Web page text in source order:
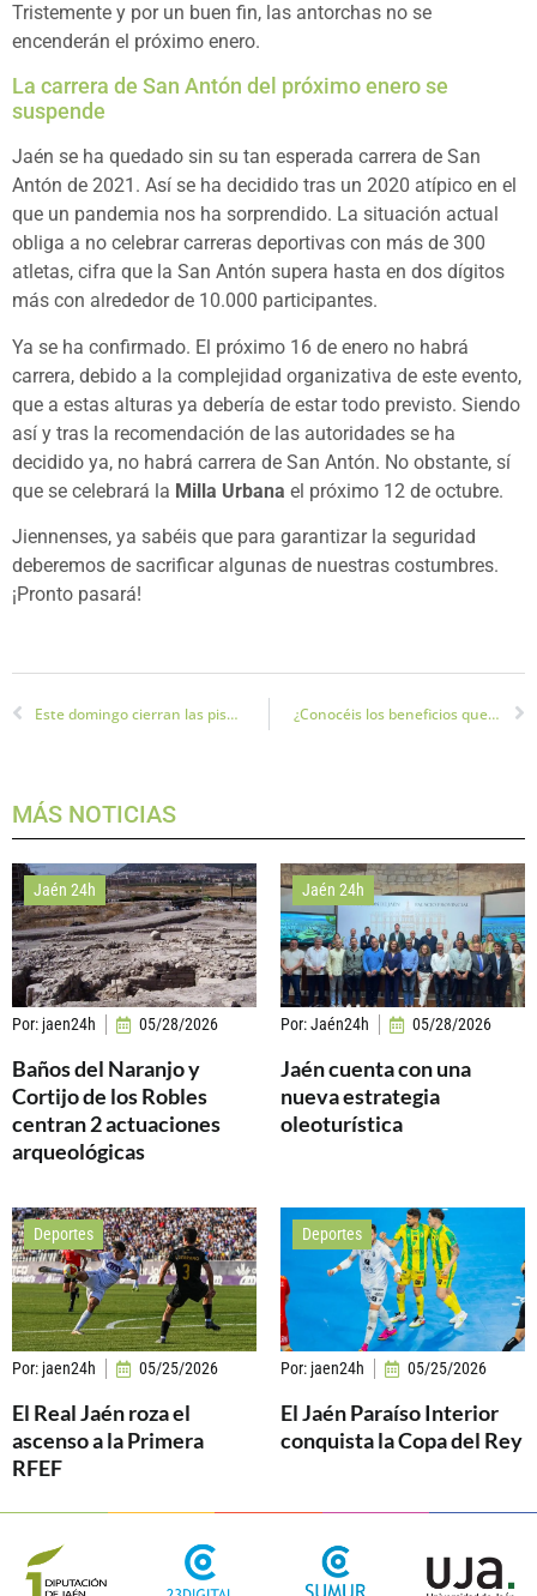
Tristemente y por un buen fin, las antorchas no se
encenderán el próximo enero.
La carrera de San Antón del próximo enero se
suspende
Jaén se ha quedado sin su tan esperada carrera de San
Antón de 2021. Así se ha decidido tras un 2020 atípico en el
que un pandemia nos ha sorprendido. La situación actual
obliga a no celebrar carreras deportivas con más de 300
atletas, cifra que la San Antón supera hasta en dos dígitos
más con alrededor de 10.000 participantes.
Ya se ha confirmado. El próximo 16 de enero no habrá
carrera, debido a la complejidad organizativa de este evento,
que a estas alturas ya debería de estar todo previsto. Siendo
así y tras la recomendación de las autoridades se ha
decidido ya, no habrá carrera de San Antón. No obstante, sí
que se celebrará la Milla Urbana el próximo 12 de octubre.
Jiennenses, ya sabéis que para garantizar la seguridad
deberemos de sacrificar algunas de nuestras costumbres.
¡Pronto pasará!
Este domingo cierran las piscinas municipales de Jaén ¿Conocéis los beneficios que tiene para nuestra salud el ácido hialurónico? Nos lo cuentan expertos de Clínicas Infinity
MÁS NOTICIAS
Jaén 24h
Por: jaen24h 05/28/2026
Baños del Naranjo y
Cortijo de los Robles
centran 2 actuaciones
arqueológicas
Jaén 24h
Por:Jaén24h 05/28/2026
Jaén cuenta con una
nueva estrategia
oleoturística
Deportes
Por: jaen24h 05/25/2026
El Real Jaén roza el
ascenso a la Primera
RFEF
Deportes
Por: jaen24h 05/25/2026
El Jaén Paraíso Interior
conquista la Copa del Rey